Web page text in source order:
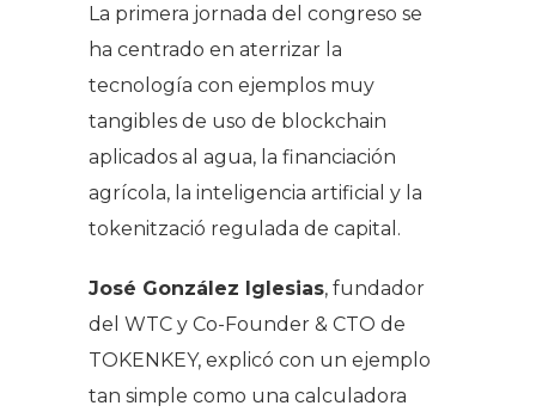
La primera jornada del congreso se
ha centrado en aterrizar la
tecnología con ejemplos muy
tangibles de uso de blockchain
aplicados al agua, la financiación
agrícola, la inteligencia artificial y la
tokenització regulada de capital.
José González Iglesias, fundador
del WTC y Co-Founder & CTO de
TOKENKEY, explicó con un ejemplo
tan simple como una calculadora